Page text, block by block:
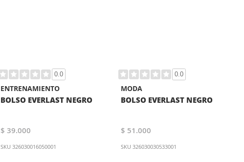
0.0
ENTRENAMIENTO
BOLSO EVERLAST NEGRO
$ 39.000
SKU 326030016050001
0.0
MODA
BOLSO EVERLAST NEGRO
$ 51.000
SKU 326030030533001